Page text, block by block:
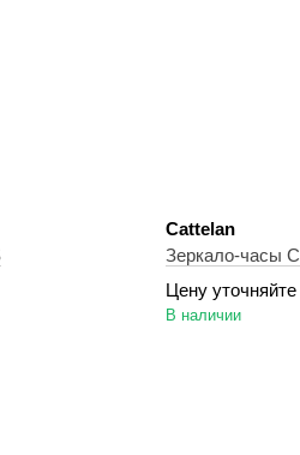
Cattelan
Зеркало-часы
Цену уточняйте
В наличии